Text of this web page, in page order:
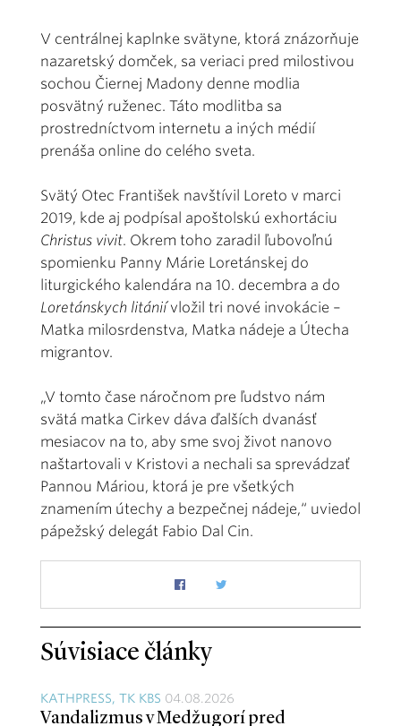
V centrálnej kaplnke svätyne, ktorá znázorňuje
nazaretský domček, sa veriaci pred milostivou
sochou Čiernej Madony denne modlia
posvätný ruženec. Táto modlitba sa
prostredníctvom internetu a iných médií
prenáša online do celého sveta.
Svätý Otec František navštívil Loreto v marci
2019, kde aj podpísal apoštolskú exhortáciu
Christus vivit. Okrem toho zaradil ľubovoľnú
spomienku Panny Márie Loretánskej do
liturgického kalendára na 10. decembra a do
Loretánskych litániívložil tri nové invokácie –
Matka milosrdenstva, Matka nádeje a Útecha
migrantov.
„V tomto čase náročnom pre ľudstvo nám
svätá matka Cirkev dáva ďalších dvanásť
mesiacov na to, aby sme svoj život nanovo
naštartovali v Kristovi a nechali sa sprevádzať
Pannou Máriou, ktorá je pre všetkých
znamením útechy a bezpečnej nádeje,“ uviedol
pápežský delegát Fabio Dal Cin.
Súvisiace články
KATHPRESS, TK KBS 04.08.2026
Vandalizmus v Medžugorí pred